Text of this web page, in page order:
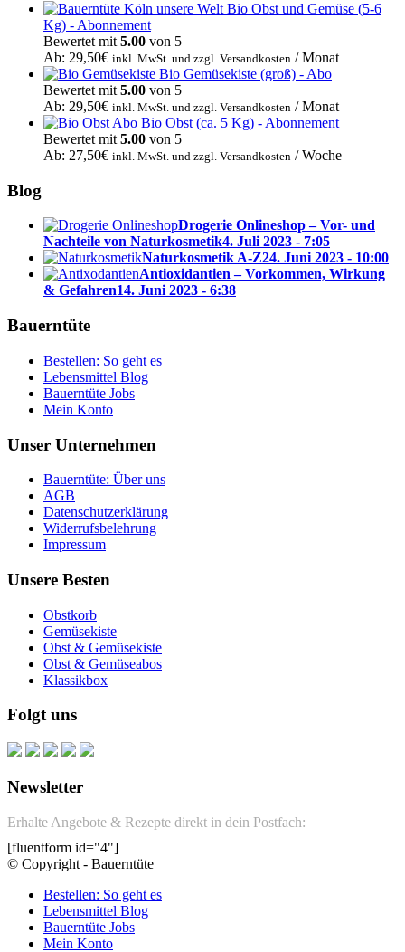
Bio Obst und Gemüse (5-6
Kg) - Abonnement
Bewertet mit 5.00 von 5
Ab: 29,50€ inkl. MwSt. und zzgl. Versandkosten / Monat
Bio Gemüsekiste (groß) - Abo
Bewertet mit 5.00 von 5
Ab: 29,50€ inkl. MwSt. und zzgl. Versandkosten / Monat
Bio Obst (ca. 5 Kg) - Abonnement
Bewertet mit 5.00 von 5
Ab: 27,50€ inkl. MwSt. und zzgl. Versandkosten / Woche
Blog
Drogerie Onlineshop – Vor- und
Nachteile von Naturkosmetik4. Juli 2023 - 7:05
Naturkosmetik A-Z24. Juni 2023 - 10:00
Antioxidantien – Vorkommen, Wirkung
& Gefahren14. Juni 2023 - 6:38
Bauerntüte
Bestellen: So geht es
Lebensmittel Blog
Bauerntüte Jobs
Mein Konto
Unser Unternehmen
Bauerntüte: Über uns
AGB
Datenschutzerklärung
Widerrufsbelehrung
Impressum
Unsere Besten
Obstkorb
Gemüsekiste
Obst & Gemüsekiste
Obst & Gemüseabos
Klassikbox
Folgt uns
Newsletter
Erhalte Angebote & Rezepte direkt in dein Postfach:
[fluentform id="4"]
© Copyright - Bauerntüte
Bestellen: So geht es
Lebensmittel Blog
Bauerntüte Jobs
Mein Konto